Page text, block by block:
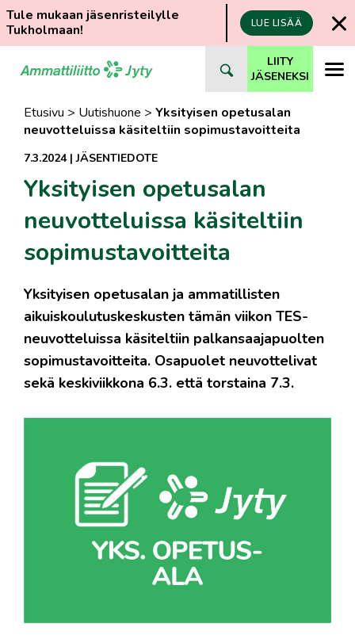
Tule mukaan jäsenristeilylle
Tukholmaan!
LUE LISÄÄ
suoraan
LIITY
JÄSENEKSI
Etusivu > Uutishuone > Yksityisen opetusalan
neuvotteluissa käsiteltiin sopimustavoitteita
7.3.2024|JÄSENTIEDOTE
Yksityisen opetusalan
neuvotteluissa käsiteltiin
sopimustavoitteita
Yksityisen opetusalan ja ammatillisten
aikuiskoulutuskeskusten tämän viikon TES-
neuvotteluissa käsiteltiin palkansaajapuolten
sopimustavoitteita. Osapuolet neuvottelivat
sekä keskiviikkona 6.3. että torstaina 7.3.